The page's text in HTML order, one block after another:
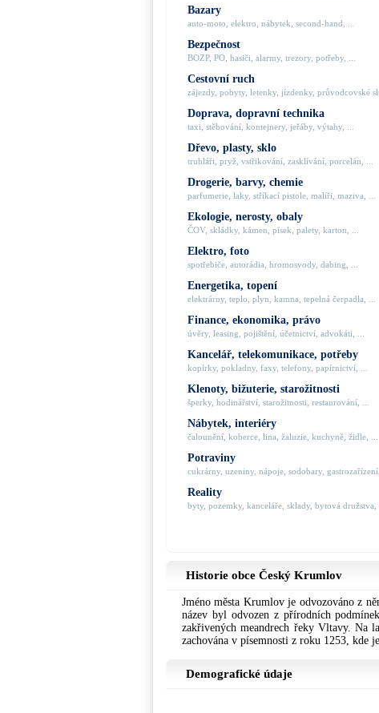
Bazary
auto-moto, elektro, nábytek, second-hand, ...
Bezpečnost
BOZP, PO, hasiči, alarmy, trezory, potřeby, ...
Cestovní ruch
zájezdy, pobyty, letenky, jízdenky, průvodcovské
Doprava, dopravní technika
taxi, stěhování, kontejnery, jeřáby, výtahy, ...
Dřevo, plasty, sklo
truhláři, pryž, vstřikování, zasklívání, porcelán, ...
Drogerie, barvy, chemie
parfumerie, laky, stříkací pistole, malíři, maziva, ...
Ekologie, nerosty, obaly
ČOV, skládky, kámen, písek, palety, karton, ...
Elektro, foto
spotřebiče, autorádia, hromosvody, dabing, ...
Energetika, topení
elektrárny, teplo, plyn, kamna, tepelná čerpadla, ...
Finance, ekonomika, právo
úvěry, leasing, pojištění, účetnictví, advokáti, ...
Kancelář, telekomunikace, potřeby
kopírky, pokladny, faxy, telefony, papírnictví, ...
Klenoty, bižuterie, starožitnosti
šperky, hodinářství, starožitnosti, restaurování, ...
Nábytek, interiéry
čalounění, koberce, lina, žaluzie, kuchyně, židle, ...
Potraviny
cukrárny, uzeniny, nápoje, sodobary, gastrozařízení,
Reality
byty, pozemky, kanceláře, sklady, bytová družstva,
Historie obce Český Krumlov
Jméno města Krumlov je odvozováno z
název byl odvozen z přírodních
zakřivených meandrech řeky Vltavy. Na
zachována v písemnosti z roku 1253, kde
Demografické údaje